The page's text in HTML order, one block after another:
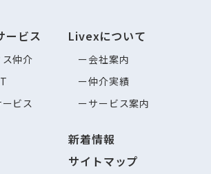
ービス
仲介
ビス
Livexについて
会社案内
仲介実績
サービス案内
新着情報
サイトマップ